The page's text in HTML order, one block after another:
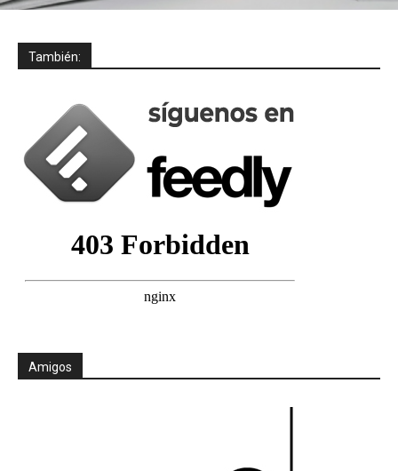
También:
Amigos